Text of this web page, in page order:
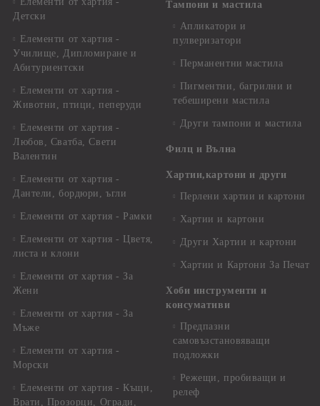
Детски
Елементи от хартия -
Училище, Дипломиране и
Абитуриентски
Елементи от хартия -
Животни, птици, пеперуди
Елементи от хартия -
Любов, Сватба, Свети
Валентин
Елементи от хартия -
Дантели, бордюри, ъгли
Елементи от хартия - Рамки
Елементи от хартия - Цветя,
листа и клони
Елементи от хартия - За
Жени
Елементи от хартия - За
Мъже
Елементи от хартия -
Морски
Елементи от хартия - Къщи,
Врати, Прозорци, Огради,
Тампони и мастила
Апликатори и
пулверизатори
Перманентни мастила
Пигментни, багрилни и
тебеширени мастила
Други тампони и мастила
Филц и Вълна
Хартии,картони и други
Перлени хартии и картони
Хартии и картони
Други Хартии и картони
Хартии и Картони За Печат
Хоби инструменти и
консумативи
Предпазни
самовъзстановяващи
подложки
Режещи, пробиващи и
релеф